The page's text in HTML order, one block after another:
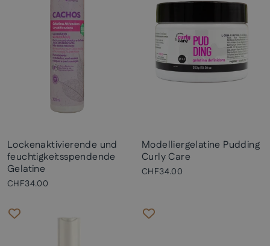
Lockenaktivierende und
feuchtigkeitsspendende
Gelatine
CHF34.00
Modelliergelatine Pudding
Curly Care
CHF34.00